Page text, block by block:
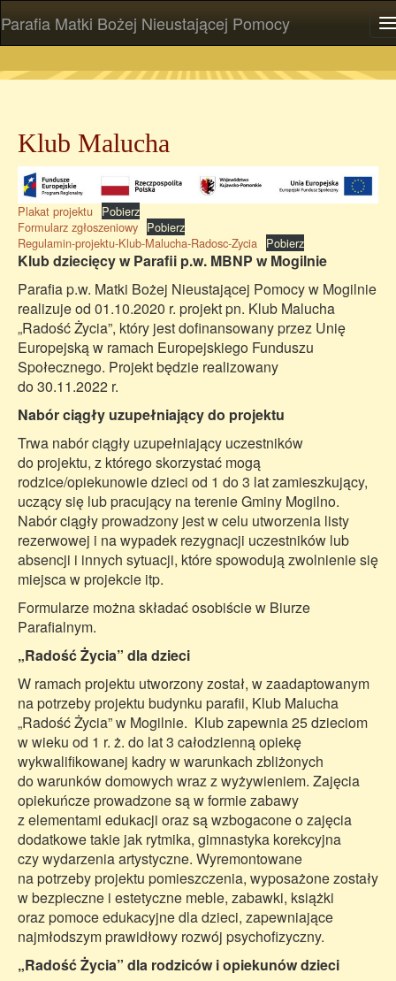
Parafia Matki Bożej Nieustającej Pomocy
Klub Malucha
Plakat projektu Pobierz
Formularz zgłoszeniowy Pobierz
Regulamin-projektu-Klub-Malucha-Radosc-Zycia Pobierz
Klub dziecięcy w Parafii p.w. MBNP w Mogilnie
Parafia p.w. Matki Bożej Nieustającej Pomocy w Mogilnie
realizuje od 01.10.2020 r. projekt pn. Klub Malucha
„Radość Życia”, który jest dofinansowany przez Unię
Europejską w ramach Europejskiego Funduszu
Społecznego. Projekt będzie realizowany
do 30.11.2022 r.
Nabór ciągły uzupełniający do projektu
Trwa nabór ciągły uzupełniający uczestników
do projektu, z którego skorzystać mogą
rodzice/opiekunowie dzieci od 1 do 3 lat zamieszkujący,
uczący się lub pracujący na terenie Gminy Mogilno.
Nabór ciągły prowadzony jest w celu utworzenia listy
rezerwowej i na wypadek rezygnacji uczestników lub
absencji i innych sytuacji, które spowodują zwolnienie się
miejsca w projekcie itp.
Formularze można składać osobiście w Biurze
Parafialnym.
„Radość Życia” dla dzieci
W ramach projektu utworzony został, w zaadaptowanym
na potrzeby projektu budynku parafii, Klub Malucha
„Radość Życia” w Mogilnie. Klub zapewnia 25 dzieciom
w wieku od 1 r. ż. do lat 3 całodzienną opiekę
wykwalifikowanej kadry w warunkach zbliżonych
do warunków domowych wraz z wyżywieniem. Zajęcia
opiekuńcze prowadzone są w formie zabawy
z elementami edukacji oraz są wzbogacone o zajęcia
dodatkowe takie jak rytmika, gimnastyka korekcyjna
czy wydarzenia artystyczne. Wyremontowane
na potrzeby projektu pomieszczenia, wyposażone zostały
w bezpieczne i estetyczne meble, zabawki, książki
oraz pomoce edukacyjne dla dzieci, zapewniające
najmłodszym prawidłowy rozwój psychofizyczny.
„Radość Życia” dla rodziców i opiekunów dzieci